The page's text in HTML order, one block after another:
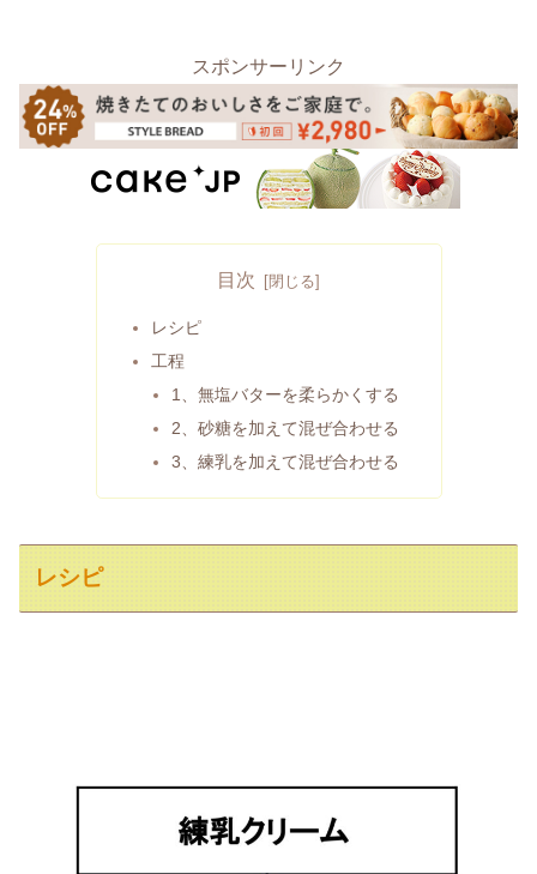
スポンサーリンク
目次
レシピ
工程
1、無塩バターを柔らかくする
2、砂糖を加えて混ぜ合わせる
3、練乳を加えて混ぜ合わせる
レシピ